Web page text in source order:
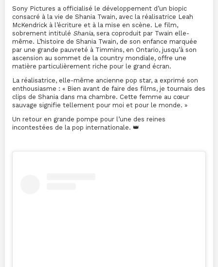
Sony Pictures a officialisé le développement d’un biopic
consacré à la vie de Shania Twain, avec la réalisatrice Leah
McKendrick à l’écriture et à la mise en scène. Le film,
sobrement intitulé Shania, sera coproduit par Twain elle-
même. L’histoire de Shania Twain, de son enfance marquée
par une grande pauvreté à Timmins, en Ontario, jusqu’à son
ascension au sommet de la country mondiale, offre une
matière particulièrement riche pour le grand écran.
La réalisatrice, elle-même ancienne pop star, a exprimé son
enthousiasme : « Bien avant de faire des films, je tournais des
clips de Shania dans ma chambre. Cette femme au cœur
sauvage signifie tellement pour moi et pour le monde. »
Un retour en grande pompe pour l’une des reines
incontestées de la pop internationale. 👑